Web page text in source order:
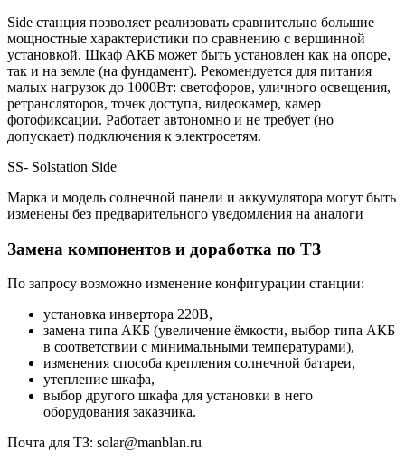
Side станция позволяет реализовать сравнительно большие
мощностные характеристики по сравнению с вершинной
установкой. Шкаф АКБ может быть установлен как на опоре,
так и на земле (на фундамент). Рекомендуется для питания
малых нагрузок до 1000Вт: светофоров, уличного освещения,
ретрансляторов, точек доступа, видеокамер, камер
фотофиксации. Работает автономно и не требует (но
допускает) подключения к электросетям.
SS- Solstation Side
Марка и модель солнечной панели и аккумулятора могут быть
изменены без предварительного уведомления на аналоги
Замена компонентов и доработка по ТЗ
По запросу возможно изменение конфигурации станции:
установка инвертора 220В,
замена типа АКБ (увеличение ёмкости, выбор типа АКБ
в соответствии с минимальными температурами),
изменения способа крепления солнечной батареи,
утепление шкафа,
выбор другого шкафа для установки в него
оборудования заказчика.
Почта для ТЗ: solar@manblan.ru